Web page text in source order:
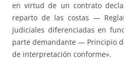
en virtud de un contrato
reparto de las costas —
judiciales diferenciadas en
parte demandante — Principio
de interpretación conforme».